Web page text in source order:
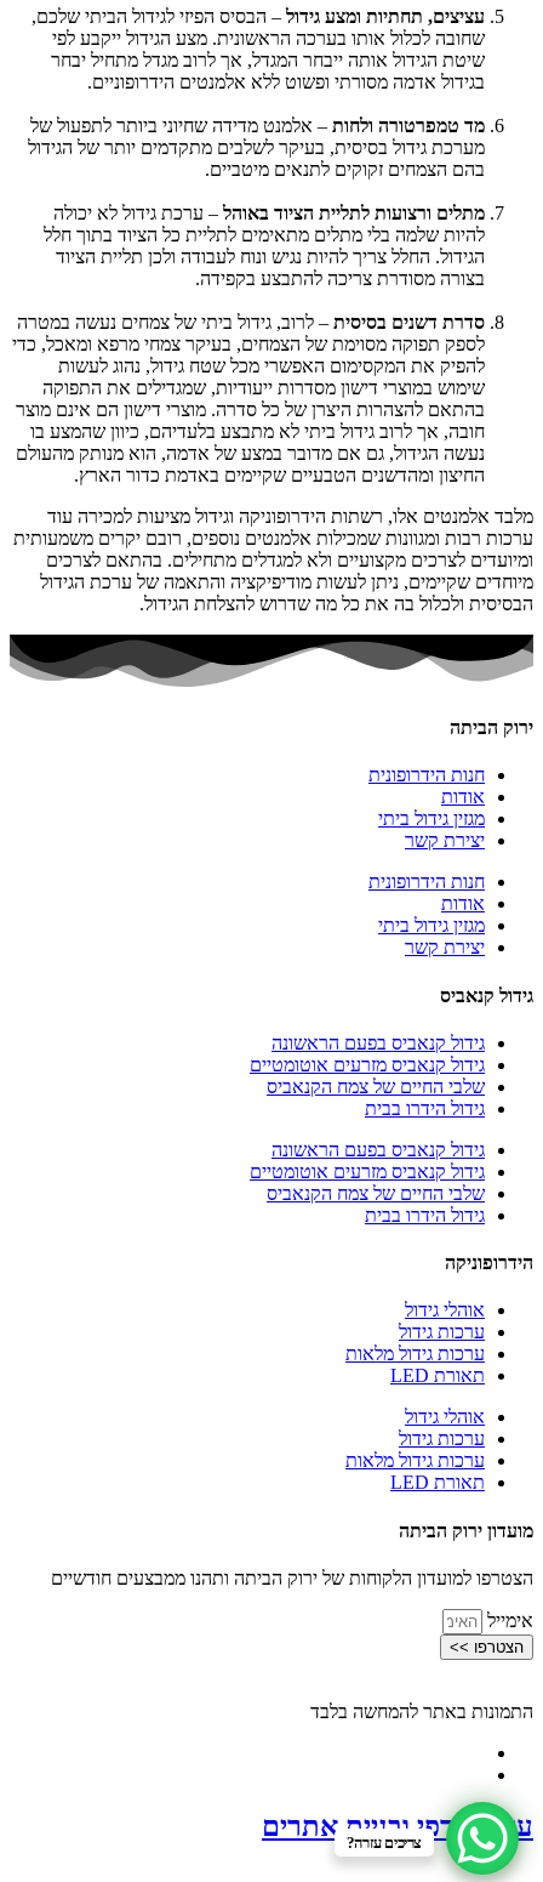
עציצים, תחתיות ומצע גידול – הבסיס הפיזי לגידול הביתי שלכם,
שחובה לכלול אותו בערכה הראשונית. מצע הגידול ייקבע לפי
שיטת הגידול אותה ייבחר המגדל, אך לרוב מגדל מתחיל יבחר
בגידול אדמה מסורתי ופשוט ללא אלמנטים הידרופוניים.
מד טמפרטורה ולחות – אלמנט מדידה שחיוני ביותר לתפעול של
מערכת גידול בסיסית, בעיקר לשלבים מתקדמים יותר של הגידול
בהם הצמחים זקוקים לתנאים מיטביים.
מתלים ורצועות לתליית הציוד באוהל – ערכת גידול לא יכולה
להיות שלמה בלי מתלים מתאימים לתליית כל הציוד בתוך חלל
הגידול. החלל צריך להיות נגיש ונוח לעבודה ולכן תליית הציוד
בצורה מסודרת צריכה להתבצע בקפידה.
סדרת דשנים בסיסית – לרוב, גידול ביתי של צמחים נעשה במטרה
לספק תפוקה מסוימת של הצמחים, בעיקר צמחי מרפא ומאכל, כדי
להפיק את המקסימום האפשרי מכל שטח גידול, נהוג לעשות
שימוש במוצרי דישון מסדרות ייעודיות, שמגדילים את התפוקה
בהתאם להצהרות היצרן של כל סדרה. מוצרי דישון הם אינם מוצר
חובה, אך לרוב גידול ביתי לא מתבצע בלעדיהם, כיוון שהמצע בו
נעשה הגידול, גם אם מדובר במצע של אדמה, הוא מנותק מהעולם
החיצון ומהדשנים הטבעיים שקיימים באדמת כדור הארץ.
מלבד אלמנטים אלו, רשתות הידרופוניקה וגידול מציעות למכירה עוד
ערכות רבות ומגוונות שמכילות אלמנטים נוספים, רובם יקרים משמעותית
ומיועדים לצרכים מקצועיים ולא למגדלים מתחילים. בהתאם לצרכים
מיוחדים שקיימים, ניתן לעשות מודיפיקציה והתאמה של ערכת הגידול
הבסיסית ולכלול בה את כל מה שדרוש להצלחת הגידול.
ירוק הביתה
חנות הידרופונית
אודות
מגזין גידול ביתי
יצירת קשר
חנות הידרופונית
אודות
מגזין גידול ביתי
יצירת קשר
גידול קנאביס
גידול קנאביס בפעם הראשונה
גידול קנאביס מזרעים אוטומטיים
שלבי החיים של צמח הקנאביס
גידול הידרו בבית
גידול קנאביס בפעם הראשונה
גידול קנאביס מזרעים אוטומטיים
שלבי החיים של צמח הקנאביס
גידול הידרו בבית
הידרופוניקה
אוהלי גידול
ערכות גידול
ערכות גידול מלאות
תאורת LED
אוהלי גידול
ערכות גידול
ערכות גידול מלאות
תאורת LED
מועדון ירוק הביתה
הצטרפו למועדון הלקוחות של ירוק הביתה ותהנו ממבצעים חודשיים
אימייל
הצטרפו >>
התמונות באתר להמחשה בלבד
עיצוב גרפי ובניית אתרים
צריכים עזרה?